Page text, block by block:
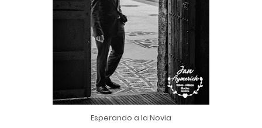
Esperando a la Novia